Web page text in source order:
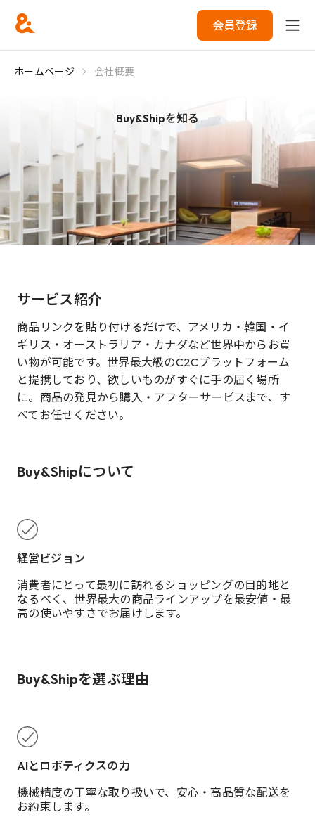
会員登録
ホームページ 会社概要
Buy&Shipを知る
サービス紹介
商品リンクを貼り付けるだけで、アメリカ・韓国・イ
ギリス・オーストラリア・カナダなど世界中からお買
い物が可能です。世界最大級のC2Cプラットフォーム
と提携しており、欲しいものがすぐに手の届く場所
に。商品の発見から購入・アフターサービスまで、す
べてお任せください。
Buy&Shipについて
経営ビジョン
消費者にとって最初に訪れるショッピングの目的地と
なるべく、世界最大の商品ラインアップを最安値・最
高の使いやすさでお届けします。
Buy&Shipを選ぶ理由
AIとロボティクスの力
機械精度の丁寧な取り扱いで、安心・高品質な配送を
お約束します。